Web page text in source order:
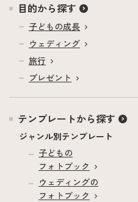
目的から探す
子どもの成長
ウェディング
旅行
プレゼント
テンプレートから探す
ジャンル別テンプレート
子どもの
フォトブック
ウェディングの
フォトブック